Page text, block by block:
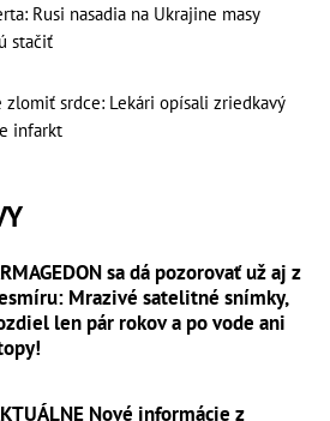
Rusi nasadia na Ukrajine masy
stačiť
zlomiť srdce: Lekári opísali zriedkavý
infarkt
sa dá pozorovať už aj z
Mrazivé satelitné snímky,
len pár rokov a po vode ani
Nové informácie z